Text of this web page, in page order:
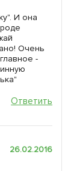
И она
Очень
-
Ответить
26.02.2016